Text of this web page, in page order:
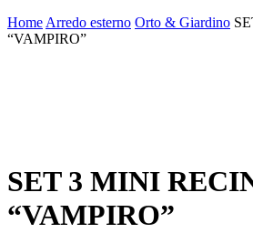
Home Arredo esterno Orto & Giardino
“VAMPIRO”
SET 3 MINI
“VAMPIRO”